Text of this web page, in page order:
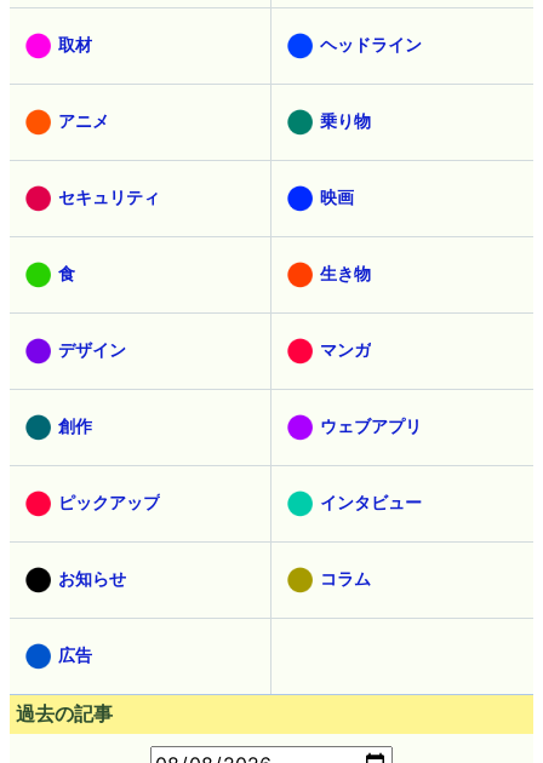
取材 ヘッドライン
アニメ 乗り物
セキュリティ 映画
食 生き物
デザイン マンガ
創作 ウェブアプリ
ピックアップ インタビュー
お知らせ コラム
広告
過去の記事